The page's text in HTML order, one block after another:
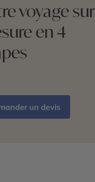
voyage sur
en 4
un devis